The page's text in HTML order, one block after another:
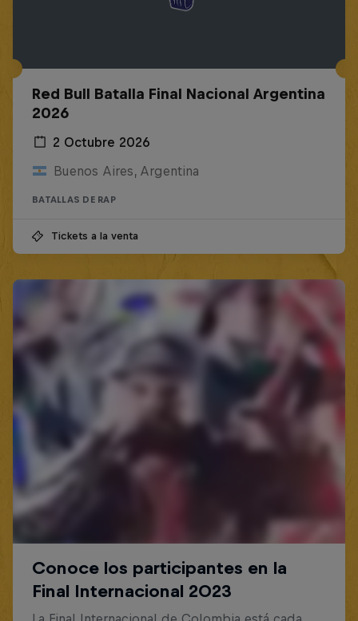
Red Bull Batalla Final Nacional Argentina
2026
2 Octubre 2026
Buenos Aires, Argentina
BATALLAS DE RAP
Tickets a la venta